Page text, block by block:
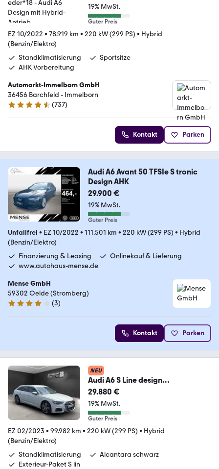
19% MwSt.
Guter Preis
EZ 10/2022 • 78.919 km • 220 kW (299 PS) • Hybrid
(Benzin/Elektro)
Standklimatisierung
Sportsitze
AHK Vorbereitung
Automarkt-Immelborn GmbH
36456 Barchfeld - Immelborn
4.4 Sterne
(737)
Kontakt Parken
Audi A6 Avant 50 TFSIe S tronic
Design AHK
29.900 €
19% MwSt.
Guter Preis
Unfallfrei • EZ 10/2022 • 111.501 km • 220 kW (299 PS) • Hybrid
(Benzin/Elektro)
Finanzierung & Leasing
Onlinekauf & Lieferung
www.autohaus-mense.de
Mense GmbH
59302 Oelde (Stromberg)
4.1 Sterne
(3)
Kontakt Parken
NEU
Audi A6 S Line design
Matrix*Kamera*Alcantara*Virtual
29.880 €
19% MwSt.
Guter Preis
EZ 02/2023 • 99.982 km • 220 kW (299 PS) • Hybrid
(Benzin/Elektro)
Standklimatisierung
Alcantara schwarz
Exterieur-Paket S lin